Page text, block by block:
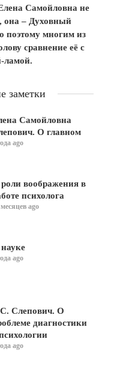
Самойловна не
она – Духовный
поэтому многим из
сравнение её с
ламой.
заметки
Самойловна
О главном
ago
воображения в
психолога
ago
ago
Слепович. О
диагностики
ago